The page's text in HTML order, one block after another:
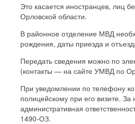
Это касается иностранцев, лиц
Орловской области.
В районное отделение МВД
рождения, даты приезда и
Передать сведения можно по
(контакты — на сайте УМВД по
При уведомлении по телефону
полицейскому при его визите.
административная
1490‑ОЗ.